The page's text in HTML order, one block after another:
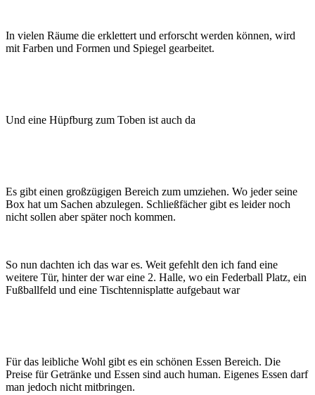
In vielen Räume die erklettert und erforscht werden können, wird
mit Farben und Formen und Spiegel gearbeitet.
Und eine Hüpfburg zum Toben ist auch da
Es gibt einen großzügigen Bereich zum umziehen. Wo jeder seine
Box hat um Sachen abzulegen. Schließfächer gibt es leider noch
nicht sollen aber später noch kommen.
So nun dachten ich das war es. Weit gefehlt den ich fand eine
weitere Tür, hinter der war eine 2. Halle, wo ein Federball Platz, ein
Fußballfeld und eine Tischtennisplatte aufgebaut war
Für das leibliche Wohl gibt es ein schönen Essen Bereich. Die
Preise für Getränke und Essen sind auch human. Eigenes Essen darf
man jedoch nicht mitbringen.